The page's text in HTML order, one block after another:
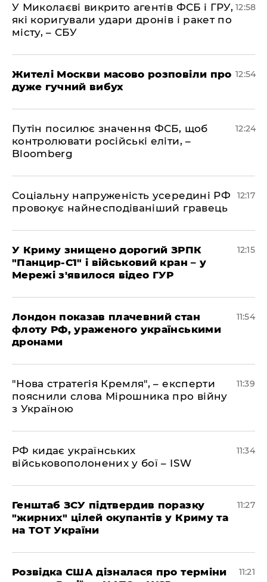
У Миколаєві викрито агентів ФСБ і ГРУ,
які коригували удари дронів і ракет по
місту, – СБУ
12:58
Жителі Москви масово розповіли про
дуже гучний вибух
12:54
Путін посилює значення ФСБ, щоб
контролювати російські еліти, –
Bloomberg
12:24
Соціальну напруженість усередині РФ
провокує найнесподіваніший гравець
12:17
У Криму знищено дорогий ЗРПК
"Панцир-С1" і військовий кран – у
Мережі з'явилося відео ГУР
12:15
Лондон показав плачевний стан
флоту РФ, ураженого українськими
дронами
11:54
"Нова стратегія Кремля", – експерти
пояснили слова Мірошника про війну
з Україною
11:39
РФ кидає українських
військовополонених у бої – ISW
11:34
Генштаб ЗСУ підтвердив поразку
"жирних" цілей окупантів у Криму та
на ТОТ України
11:27
Розвідка США дізналася про терміни
11:21